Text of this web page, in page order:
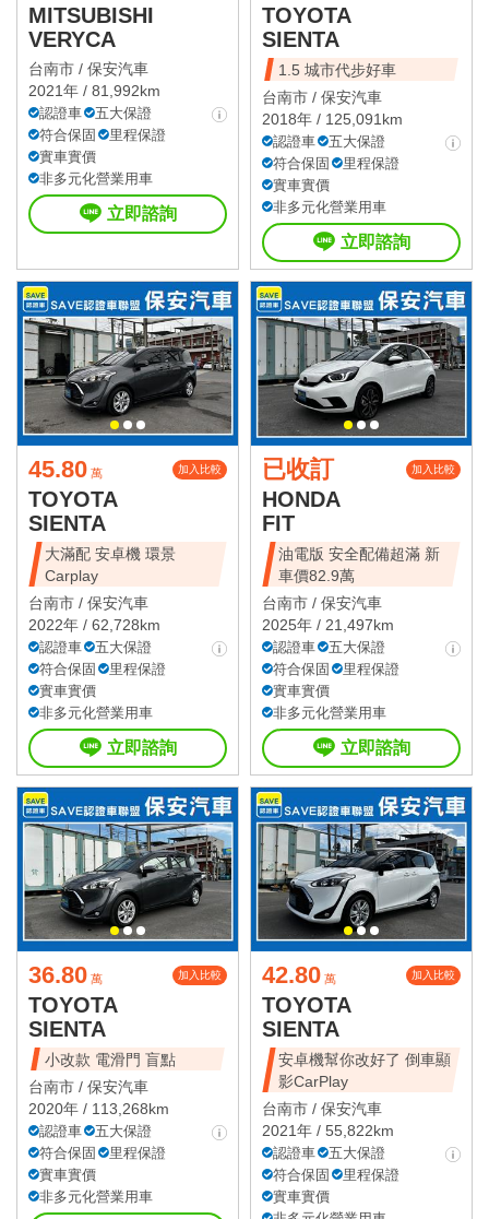
MITSUBISHI
VERYCA
台南市 / 保安汽車
2021年 / 81,992km
認證車
五大保證
符合保固
里程保證
實車實價
非多元化營業用車
立即諮詢
TOYOTA
SIENTA
1.5 城市代步好車
台南市 / 保安汽車
2018年 / 125,091km
認證車
五大保證
符合保固
里程保證
實車實價
非多元化營業用車
立即諮詢
45.80 萬 加入比較
TOYOTA
SIENTA
大滿配 安卓機 環景
Carplay
台南市 / 保安汽車
2022年 / 62,728km
認證車
五大保證
符合保固
里程保證
實車實價
非多元化營業用車
立即諮詢
已收訂 加入比較
HONDA
FIT
油電版 安全配備超滿 新
車價82.9萬
台南市 / 保安汽車
2025年 / 21,497km
認證車
五大保證
符合保固
里程保證
實車實價
非多元化營業用車
立即諮詢
36.80 萬 加入比較
TOYOTA
SIENTA
小改款 電滑門 盲點
台南市 / 保安汽車
2020年 / 113,268km
認證車
五大保證
符合保固
里程保證
實車實價
非多元化營業用車
42.80 萬 加入比較
TOYOTA
SIENTA
安卓機幫你改好了 倒車顯
影CarPlay
台南市 / 保安汽車
2021年 / 55,822km
認證車
五大保證
符合保固
里程保證
實車實價